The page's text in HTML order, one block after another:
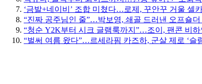
‘금발+네이비’ 조합 미쳤다…로제, 꾸안꾸 거울 셀
“진짜 공주님인 줄”…박보영, 쇄골 드러낸 오프숄
“청순 Y2K부터 시크 글램룩까지”…조이, 팬콘 비
“벌써 여름 왔다”…르세라핌 카즈하, 군살 제로 ‘